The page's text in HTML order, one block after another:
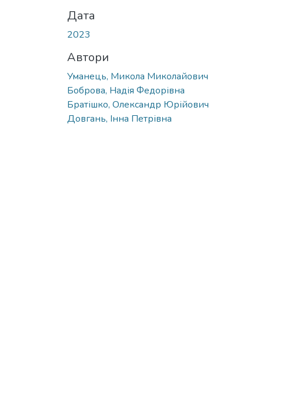
Дата
2023
Автори
Уманець, Микола Миколайович
Боброва, Надія Федорівна
Братішко, Олександр Юрійович
Довгань, Інна Петрівна